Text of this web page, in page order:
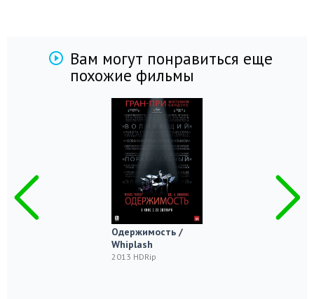
Вам могут понравиться еще
похожие фильмы
Одержимость /
Whiplash
2013 HDRip